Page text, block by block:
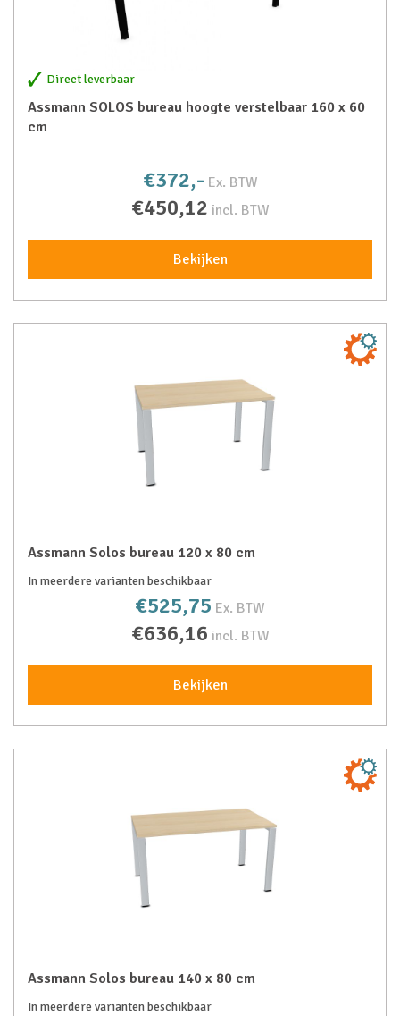
Direct leverbaar
Assmann SOLOS bureau hoogte verstelbaar 160 x 60
cm
€372,- Ex. BTW
€450,12 incl. BTW
Bekijken
Assmann Solos bureau 120 x 80 cm
In meerdere varianten beschikbaar
€525,75 Ex. BTW
€636,16 incl. BTW
Bekijken
Assmann Solos bureau 140 x 80 cm
In meerdere varianten beschikbaar